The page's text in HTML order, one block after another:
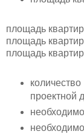
площадь
площадь
площадь
проектной